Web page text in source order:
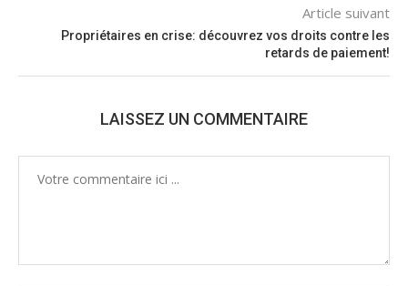
Article suivant
Propriétaires en crise: découvrez vos droits contre les
retards de paiement!
LAISSEZ UN COMMENTAIRE